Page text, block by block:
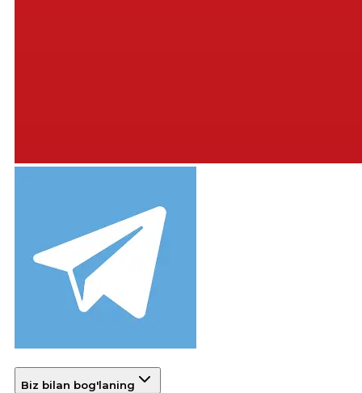
Biz bilan bog'laning